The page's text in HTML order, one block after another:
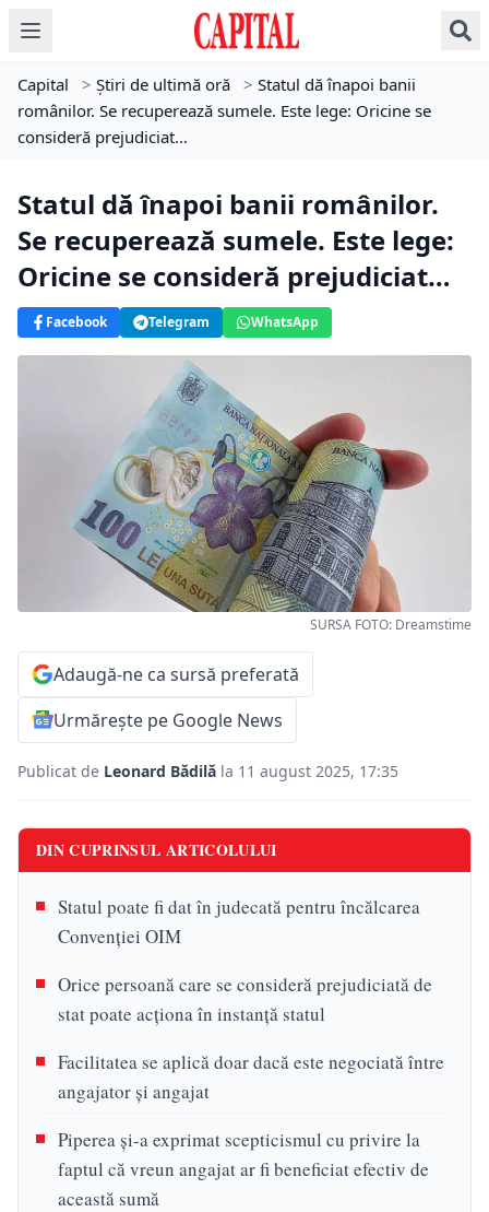
Capital > Știri de ultimă oră > Statul dă înapoi banii
românilor. Se recuperează sumele. Este lege: Oricine se
consideră prejudiciat…
Statul dă înapoi banii românilor.
Se recuperează sumele. Este lege:
Oricine se consideră prejudiciat…
Facebook Telegram WhatsApp
SURSA FOTO: Dreamstime
Adaugă-ne ca sursă preferată
Urmărește pe Google News
Publicat de Leonard Bădilă la 11 august 2025, 17:35
DIN CUPRINSUL ARTICOLULUI
Statul poate fi dat în judecată pentru încălcarea
Convenției OIM
Orice persoană care se consideră prejudiciată de
stat poate acționa în instanță statul
Facilitatea se aplică doar dacă este negociată între
angajator și angajat
Piperea și-a exprimat scepticismul cu privire la
faptul că vreun angajat ar fi beneficiat efectiv de
această sumă